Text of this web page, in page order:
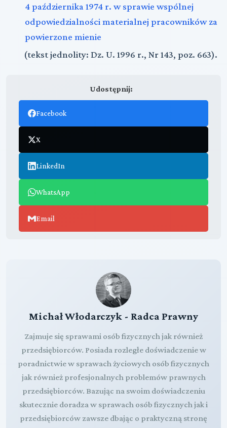
4 października 1974 r. w sprawie wspólnej
odpowiedzialności materialnej pracowników za
powierzone mienie
(tekst jednolity: Dz. U. 1996 r., Nr 143, poz. 663).
Udostępnij:
Facebook
X
LinkedIn
WhatsApp
Email
Michał Włodarczyk - Radca Prawny
Zajmuje się sprawami osób fizycznych jak również
przedsiębiorców. Posiada rozległe doświadczenie w
poradnictwie w sprawach życiowych osób fizycznych
jak również profesjonalnych problemów prawnych
przedsiębiorców. Bazując na swoim doświadczeniu
skutecznie doradza w sprawach osób fizycznych jak i
przedsiębiorców zawsze dbając o praktyczną stronę